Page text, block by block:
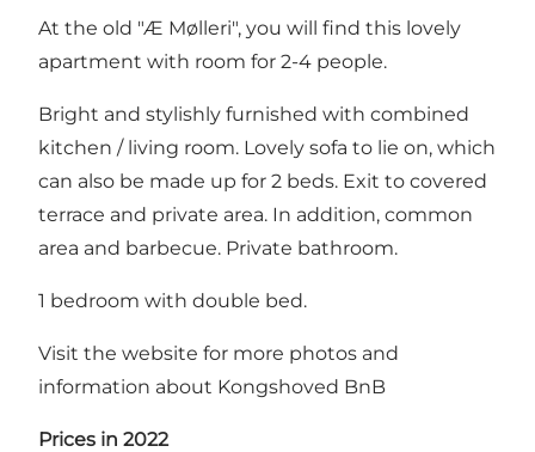
At the old "Æ Mølleri", you will find this lovely
apartment with room for 2-4 people.
Bright and stylishly furnished with combined
kitchen / living room. Lovely sofa to lie on, which
can also be made up for 2 beds. Exit to covered
terrace and private area. In addition, common
area and barbecue. Private bathroom.
1 bedroom with double bed.
Visit the website for more photos and
information about Kongshoved BnB
Prices in 2022